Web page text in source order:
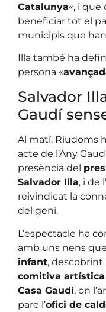
Catalunya«, i que
beneficiar tot el
municipis que
Illa també ha
persona «
Salvador
Gaudí
Al matí, Riudoms
acte de l’Any
presència del
Salvador Illa, i de l’
reivindicat la
del geni.
L’espectacle ha
amb uns nens
infant, descobrint
comitiva artística
Casa Gaudí, on
pare l’ofici de